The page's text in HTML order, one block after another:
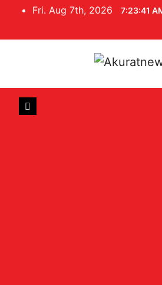
Fri. Aug 7th, 2026 7:23:41